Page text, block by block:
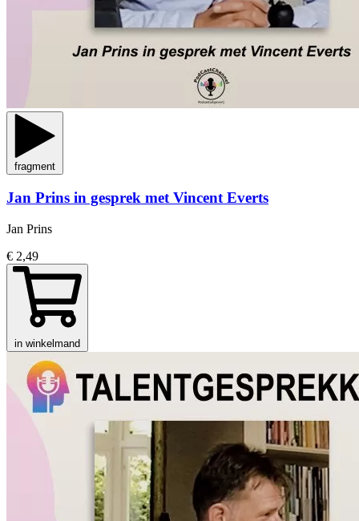
fragment
Jan Prins in gesprek met Vincent Everts
Jan Prins
€ 2,49
in winkelmand